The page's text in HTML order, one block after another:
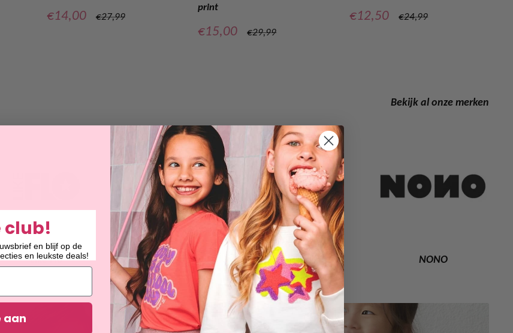
Verkoopprijs
€14,00
Normale
€27,99
print
Verkoopprijs
€15,00
Normale
€29,99
Verkoopprijs
€12,50
Normale
€24,99
Bekijk al onze merken
Like Flo Lyle Scott Alix The Label NONO
club!
en blijf op de
en leukste deals!
aan